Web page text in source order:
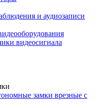
и аудиозаписи
видеосигнала
замки врезные с